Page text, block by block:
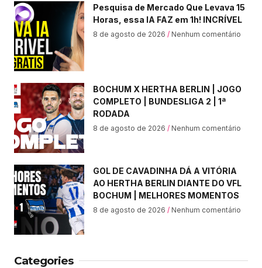
Pesquisa de Mercado Que Levava 15
Horas, essa IA FAZ em 1h! INCRÍVEL
8 de agosto de 2026 Nenhum comentário
BOCHUM X HERTHA BERLIN | JOGO
COMPLETO | BUNDESLIGA 2 | 1ª
RODADA
8 de agosto de 2026 Nenhum comentário
GOL DE CAVADINHA DÁ A VITÓRIA
AO HERTHA BERLIN DIANTE DO VFL
BOCHUM | MELHORES MOMENTOS
8 de agosto de 2026 Nenhum comentário
Categories